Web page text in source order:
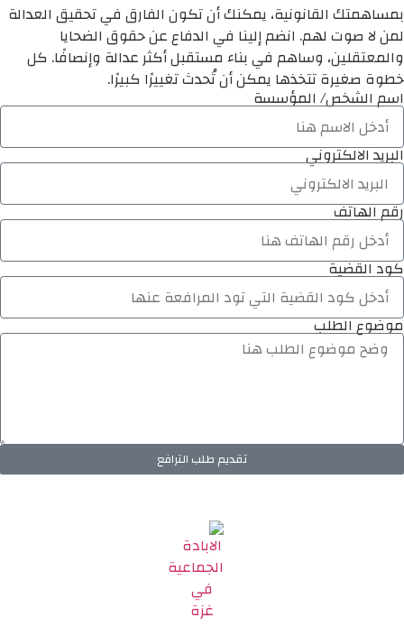
بمساهمتك القانونية، يمكنك أن تكون الفارق في تحقيق العدالة
لمن لا صوت لهم. انضم إلينا في الدفاع عن حقوق الضحايا
والمعتقلين، وساهم في بناء مستقبل أكثر عدالة وإنصافًا. كل
خطوة صغيرة تتخذها يمكن أن تُحدث تغييرًا كبيرًا.
اسم الشخص/ المؤسسة
البريد الالكتروني
رقم الهاتف
كود القضية
موضوع الطلب
تقديم طلب الترافع